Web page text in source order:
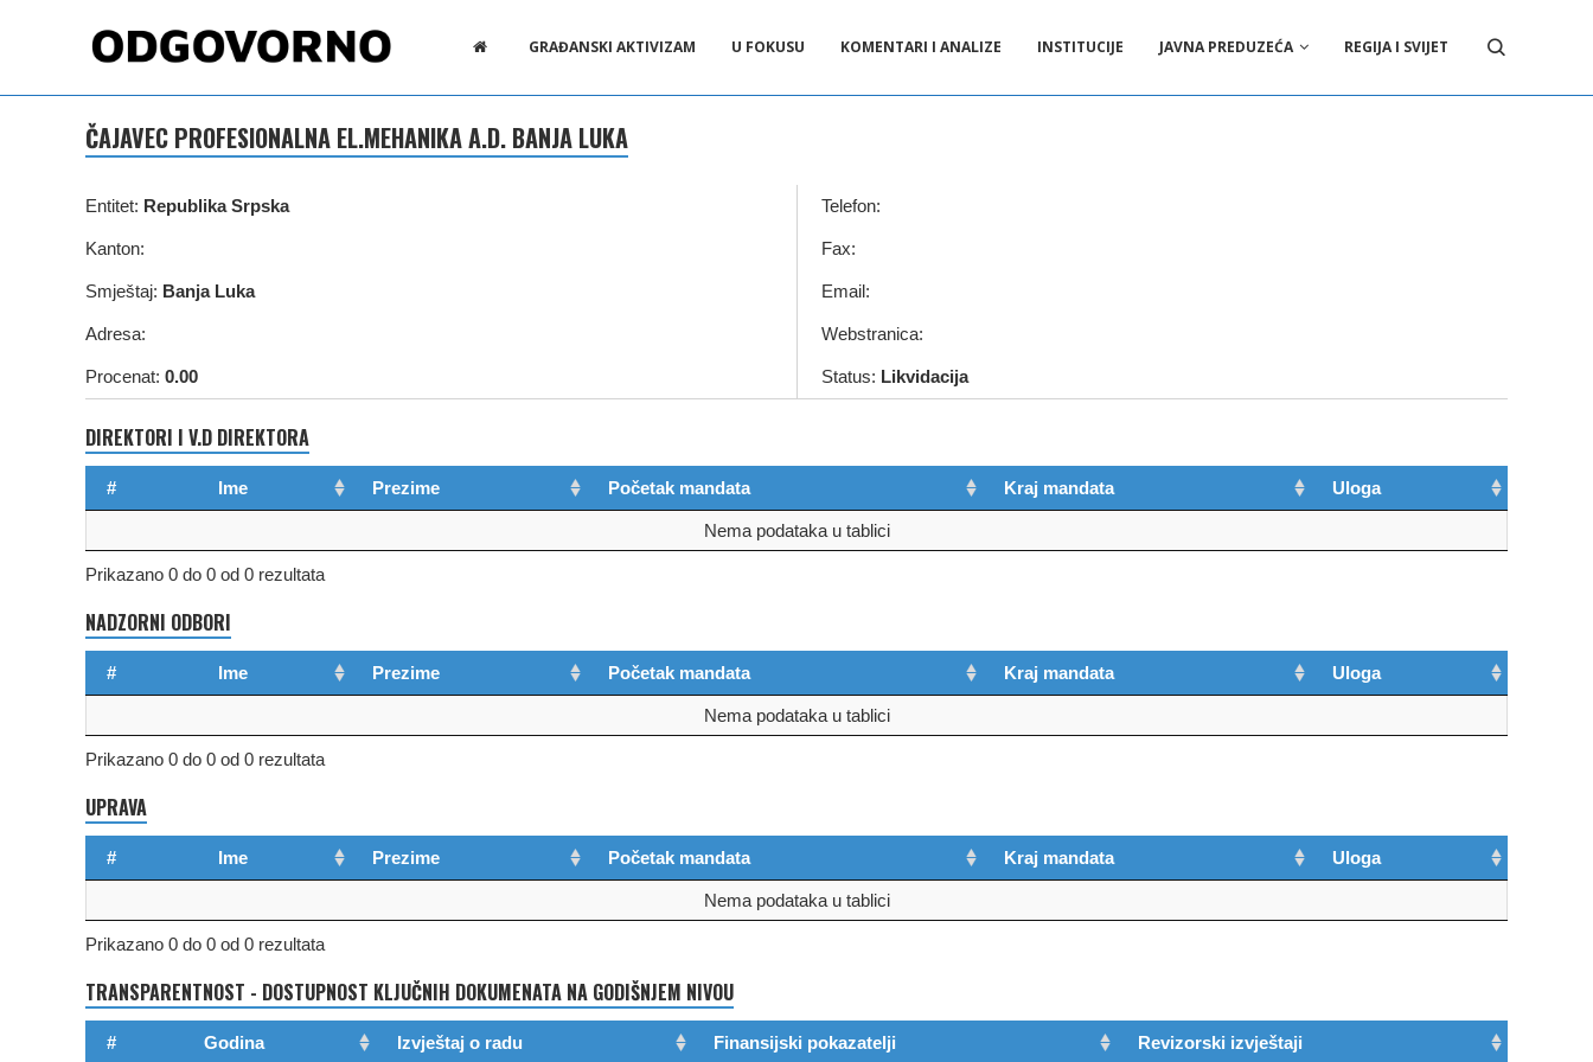
GRAĐANSKI AKTIVIZAM U FOKUSU KOMENTARI I ANALIZE INSTITUCIJE JAVNA PREDUZEĆA REGIJA I SVIJET
ČAJAVEC PROFESIONALNA EL.MEHANIKA A.D. BANJA LUKA
Entitet: Republika Srpska
Kanton:
Smještaj: Banja Luka
Adresa:
Procenat: 0.00
Telefon:
Fax:
Email:
Webstranica:
Status: Likvidacija
DIREKTORI I V.D DIREKTORA
# Ime Prezime Početak mandata Kraj mandata Uloga
Nema podataka u tablici
Prikazano 0 do 0 od 0 rezultata
NADZORNI ODBORI
# Ime Prezime Početak mandata Kraj mandata Uloga
Nema podataka u tablici
Prikazano 0 do 0 od 0 rezultata
UPRAVA
# Ime Prezime Početak mandata Kraj mandata Uloga
Nema podataka u tablici
Prikazano 0 do 0 od 0 rezultata
TRANSPARENTNOST - DOSTUPNOST KLJUČNIH DOKUMENATA NA GODIŠNJEM NIVOU
# Godina Izvještaj o radu Finansijski pokazatelji Revizorski izvještaji